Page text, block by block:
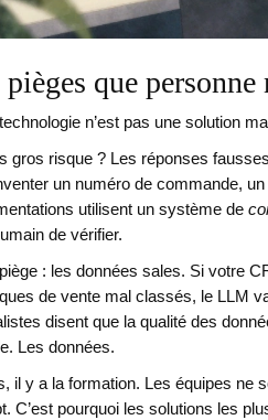
pièges que
n’est pas une solution
gros risque ? Les réponses
un numéro de commande,
utilisent un système de
de vérifier.
: les données sales. Si votre
de vente mal classés, le LLM
disent que la qualité des
Les données.
il y a la formation. Les équipes ne
C’est pourquoi les solutions les